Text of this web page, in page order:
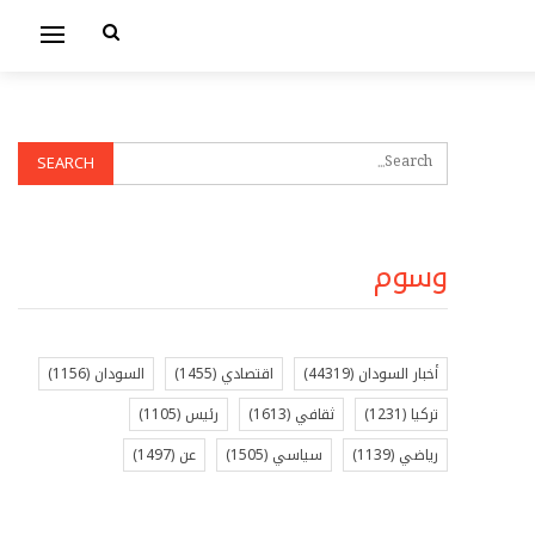
وسوم
أخبار السودان (44319) اقتصادي (1455) السودان (1156)
تركيا (1231) ثقافي (1613) رئيس (1105)
رياضي (1139) سياسي (1505) عن (1497)